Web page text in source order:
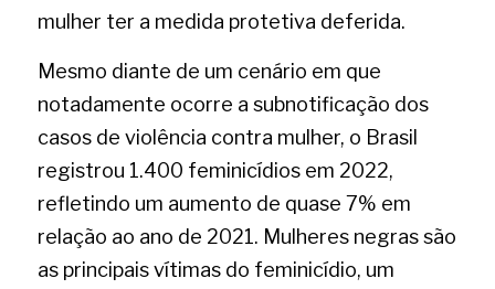
mulher ter a medida protetiva deferida.
Mesmo diante de um cenário em que
notadamente ocorre a subnotificação dos
casos de violência contra mulher, o Brasil
registrou 1.400 feminicídios em 2022,
refletindo um aumento de quase 7% em
relação ao ano de 2021. Mulheres negras são
as principais vítimas do feminicídio, um